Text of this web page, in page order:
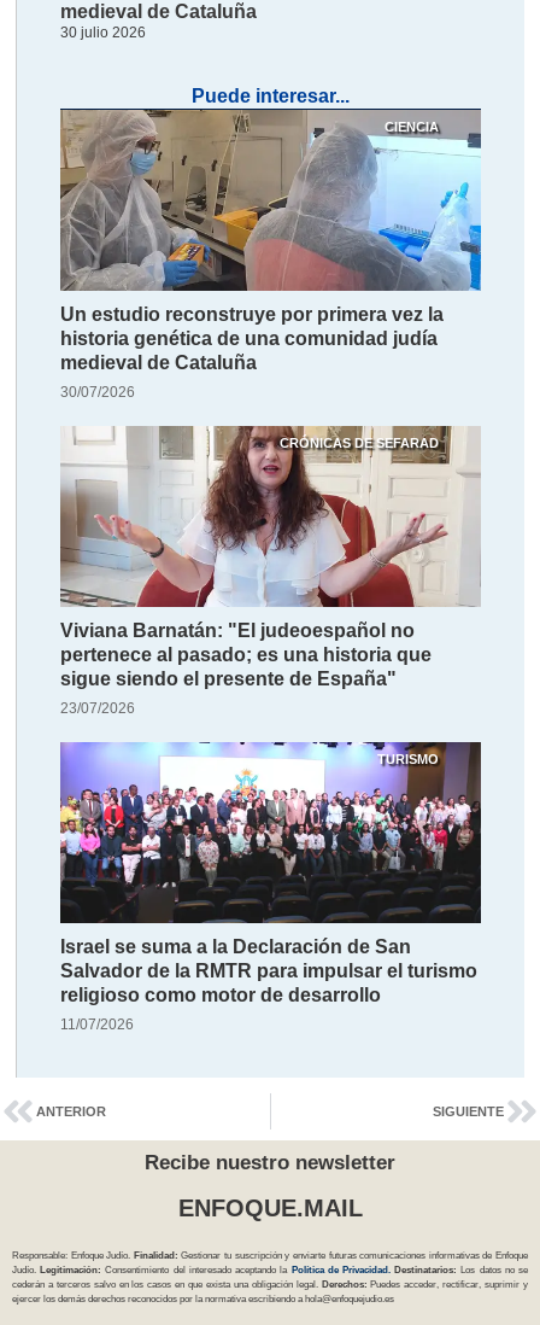
medieval de Cataluña
30 julio 2026
Puede interesar...
CIENCIA
Un estudio reconstruye por primera vez la
historia genética de una comunidad judía
medieval de Cataluña
30/07/2026
CRÓNICAS DE SEFARAD
Viviana Barnatán: "El judeoespañol no
pertenece al pasado; es una historia que
sigue siendo el presente de España"
23/07/2026
TURISMO
Israel se suma a la Declaración de San
Salvador de la RMTR para impulsar el turismo
religioso como motor de desarrollo
11/07/2026
ANTERIOR SIGUIENTE
Recibe nuestro newsletter
ENFOQUE.MAIL
Responsable: Enfoque Judío. Finalidad: Gestionar tu suscripción y enviarte futuras comunicaciones informativas de Enfoque
Judío. Legitimación: Consentimiento del interesado aceptando la Política de Privacidad . Destinatarios: Los datos no se
cederán a terceros salvo en los casos en que exista una obligación legal. Derechos: Puedes acceder, rectificar, suprimir y
ejercer los demás derechos reconocidos por la normativa escribiendo a hola@enfoquejudio.es